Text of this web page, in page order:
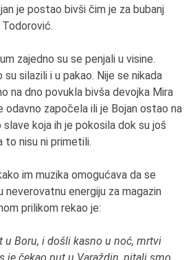
je postao bivši čim je za bubanj
zajedno su se penjali u visine.
su silazili i u pakao. Nije se nikada
na dno povukla bivša devojka Mira
odavno započela ili je Bojan ostao na
koja ih je pokosila dok su još
to nisu ni primetili.
im muzika omogućava da se
neverovatnu energiju za magazin
prilikom rekao je:
u Boru, i došli kasno u noć, mrtvi
je čekao put u Varaždin, pitali smo